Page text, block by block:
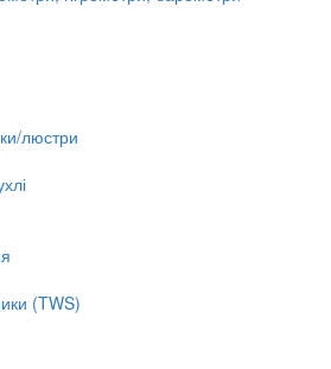
люстри
(TWS)